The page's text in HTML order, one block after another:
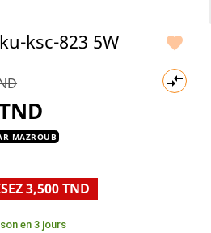


ksc-823 5W
MAZROUB
3,500 TND
en 3 jours